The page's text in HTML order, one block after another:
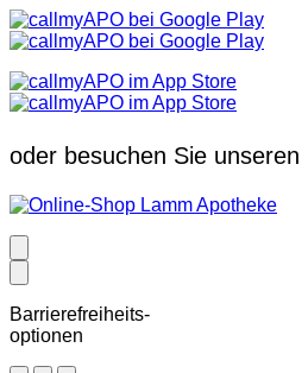
oder besuchen Sie unseren
Barrierefreiheits-
optionen